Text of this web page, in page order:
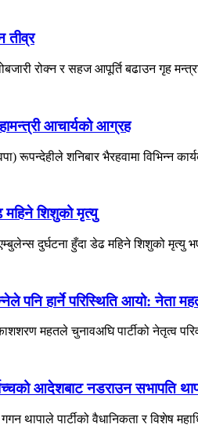
तीव्र
रोक्न र सहज आपूर्ति बढाउन गृह
आचार्यको आग्रह
रूपन्देहीले शनिबार भैरहवामा विभिन्न
महिने शिशुको मृत्यु
दुर्घटना हुँदा डेढ महिने शिशुको मृत्यु
पनि हार्ने परिस्थिति आयो: नेता
महतले चुनावअघि पार्टीको नेतृत्व
आदेशबाट नडराउन सभापति
थापाले पार्टीको वैधानिकता र विशेष